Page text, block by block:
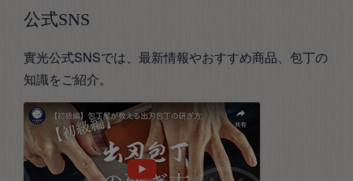
公式SNS
實光公式SNSでは、最新情報やおすすめ商品、包丁の
知識をご紹介。